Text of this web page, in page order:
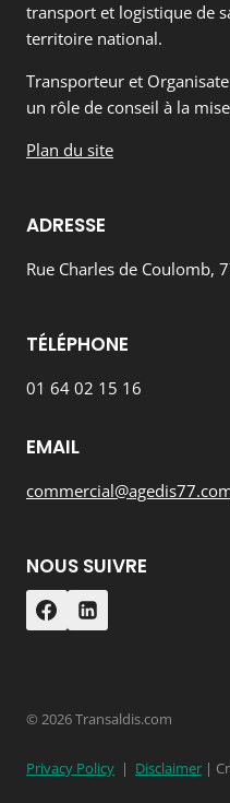
transport et logistique de
territoire national.
Transporteur et
un rôle de conseil à la
Plan du site
ADRESSE
Rue Charles de Coulomb,
TÉLÉPHONE
01 64 02 15 16
EMAIL
NOUS SUIVRE
© 2026 Transaldis.com
Privacy Policy | Disclaimer |